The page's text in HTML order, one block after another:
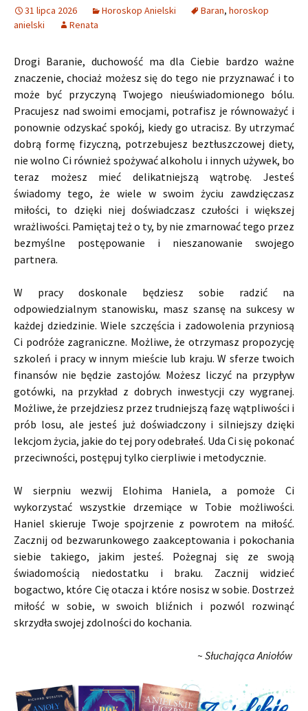
31 lipca 2026 Horoskop Anielski Baran, horoskop
anielski
Renata
Drogi Baranie, duchowość ma dla Ciebie bardzo ważne
znaczenie, chociaż możesz się do tego nie przyznawać i to
może być przyczyną Twojego nieuświadomionego bólu.
Pracujesz nad swoimi emocjami, potrafisz je równoważyć i
ponownie odzyskać spokój, kiedy go utracisz. By utrzymać
dobrą formę fizyczną, potrzebujesz beztłuszczowej diety,
nie wolno Ci również spożywać alkoholu i innych używek, bo
teraz możesz mieć delikatniejszą wątrobę. Jesteś
świadomy tego, że wiele w swoim życiu zawdzięczasz
miłości, to dzięki niej doświadczasz czułości i większej
wrażliwości. Pamiętaj też o ty, by nie zmarnować tego przez
bezmyślne postępowanie i nieszanowanie swojego
partnera.
W pracy doskonale będziesz sobie radzić na
odpowiedzialnym stanowisku, masz szansę na sukcesy w
każdej dziedzinie. Wiele szczęścia i zadowolenia przyniosą
Ci podróże zagraniczne. Możliwe, że otrzymasz propozycję
szkoleń i pracy w innym mieście lub kraju. W sferze twoich
finansów nie będzie zastojów. Możesz liczyć na przypływ
gotówki, na przykład z dobrych inwestycji czy wygranej.
Możliwe, że przejdziesz przez trudniejszą fazę wątpliwości i
prób losu, ale jesteś już doświadczony i silniejszy dzięki
lekcjom życia, jakie do tej pory odebrałeś. Uda Ci się pokonać
przeciwności, postępuj tylko cierpliwie i metodycznie.
W sierpniu wezwij Elohima Haniela, a pomoże Ci
wykorzystać wszystkie drzemiące w Tobie możliwości.
Haniel skieruje Twoje spojrzenie z powrotem na miłość.
Zacznij od bezwarunkowego zaakceptowania i pokochania
siebie takiego, jakim jesteś. Pożegnaj się ze swoją
świadomością niedostatku i braku. Zacznij widzieć
bogactwo, które Cię otacza i które nosisz w sobie. Dostrzeż
miłość w sobie, w swoich bliźnich i pozwól rozwinąć
skrzydła swojej zdolności do kochania.
~ Słuchająca Aniołów